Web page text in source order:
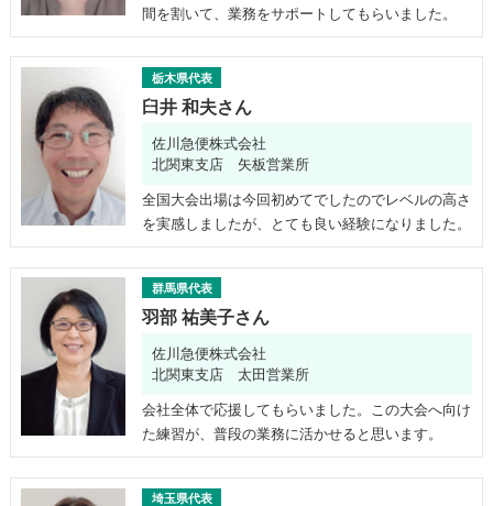
間を割いて、業務をサポートしてもらいました。
栃木県代表
臼井 和夫さん
佐川急便株式会社
北関東支店 矢板営業所
全国大会出場は今回初めてでしたのでレベルの高さ
を実感しましたが、とても良い経験になりました。
群馬県代表
羽部 祐美子さん
佐川急便株式会社
北関東支店 太田営業所
会社全体で応援してもらいました。この大会へ向け
た練習が、普段の業務に活かせると思います。
埼玉県代表